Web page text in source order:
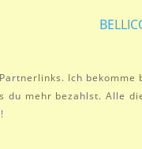
Ich
mehr bezahlst. Alle